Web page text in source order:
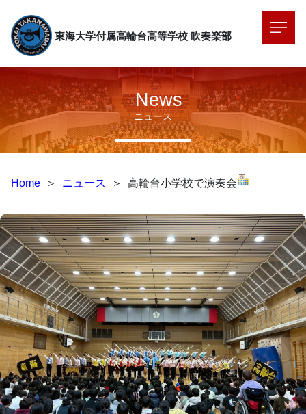
東海大学付属高輪台高等学校 吹奏楽部
ニュース
News
Home ＞ ニュース ＞ 高輪台小学校で演奏会